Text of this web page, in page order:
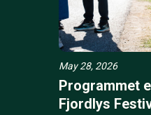
May 28, 2026
Programmet
Fjordlys